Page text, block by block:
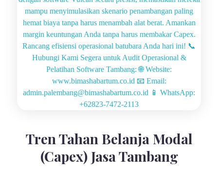
Tren Tahan Belanja Modal
(Capex) Jasa Tambang